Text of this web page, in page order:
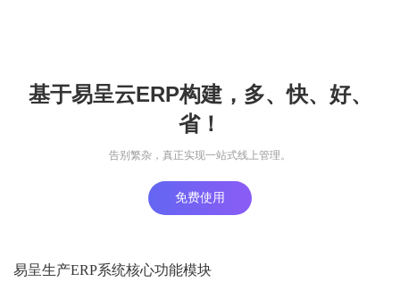
基于易呈云ERP构建，多、快、好、
省！
告别繁杂，真正实现一站式线上管理。
免费使用
易呈生产ERP系统核心功能模块